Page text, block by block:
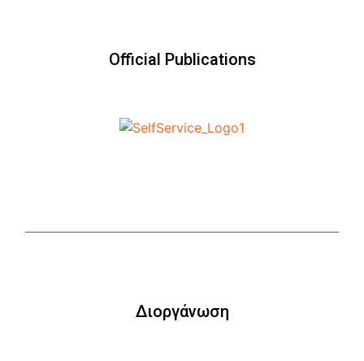
Official Publications
Διοργάνωση